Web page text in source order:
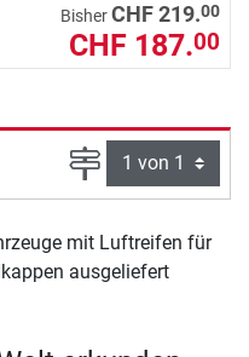
BisherCHF 219.00
CHF 187.00
Seite
mit Luftreifen für
ausgeliefert